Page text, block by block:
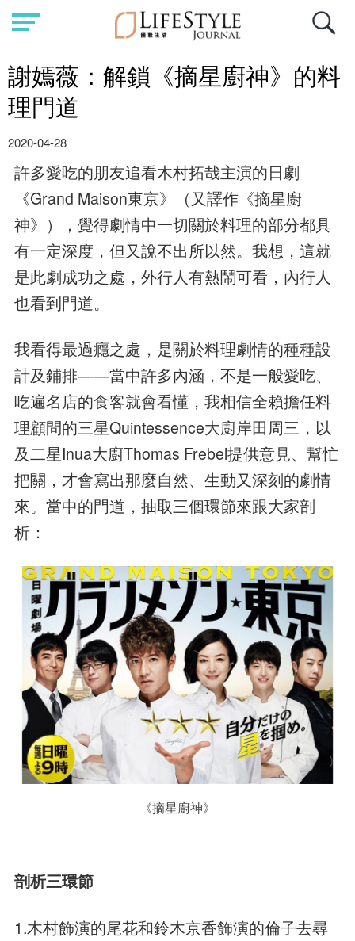
謝嫣薇：解鎖《摘星廚神》的料
理門道
2020-04-28
許多愛吃的朋友追看木村拓哉主演的日劇
《Grand Maison東京》（又譯作《摘星廚
神》），覺得劇情中一切關於料理的部分都具
有一定深度，但又說不出所以然。我想，這就
是此劇成功之處，外行人有熱鬧可看，內行人
也看到門道。
我看得最過癮之處，是關於料理劇情的種種設
計及鋪排——當中許多內涵，不是一般愛吃、
吃遍名店的食客就會看懂，我相信全賴擔任料
理顧問的三星Quintessence大廚岸田周三，以
及二星Inua大廚Thomas Frebel提供意見、幫忙
把關，才會寫出那麼自然、生動又深刻的劇情
來。當中的門道，抽取三個環節來跟大家剖
析：
《摘星廚神》
剖析三環節
1.木村飾演的尾花和鈴木京香飾演的倫子去尋